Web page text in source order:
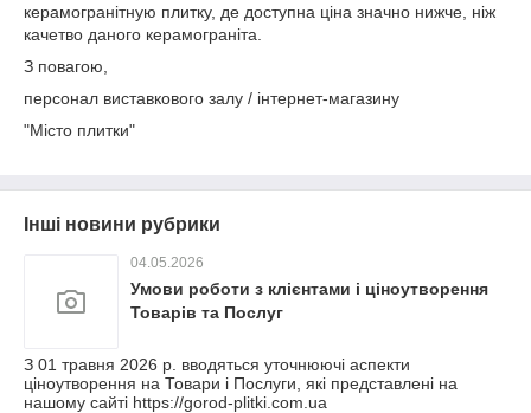
керамогранітную плитку, де доступна ціна значно нижче, ніж
качетво даного керамограніта.
З повагою,
персонал виставкового залу / інтернет-магазину
"Місто плитки"
Інші новини рубрики
04.05.2026
Умови роботи з клієнтами і ціноутворення
Товарів та Послуг
З 01 травня 2026 р. вводяться уточнюючі аспекти
ціноутворення на Товари і Послуги, які представлені на
нашому сайті https://gorod-plitki.com.ua